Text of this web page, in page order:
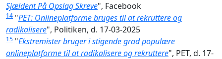
Sjældent På Opslag Skreve", Facebook
14 "PET: Onlineplatforme bruges til at rekruttere og
radikalisere", Politiken, d. 17-03-2025
15 "Ekstremister bruger i stigende grad populære
onlineplatforme til at radikalisere og rekruttere", PET, d. 17-